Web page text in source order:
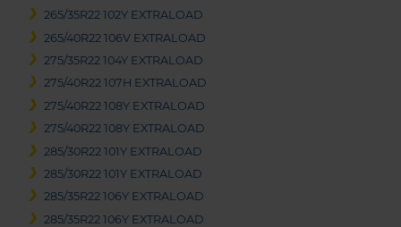
265/35R22 102Y EXTRALOAD
265/40R22 106V EXTRALOAD
275/35R22 104Y EXTRALOAD
275/40R22 107H EXTRALOAD
275/40R22 108Y EXTRALOAD
275/40R22 108Y EXTRALOAD
285/30R22 101Y EXTRALOAD
285/30R22 101Y EXTRALOAD
285/35R22 106Y EXTRALOAD
285/35R22 106Y EXTRALOAD